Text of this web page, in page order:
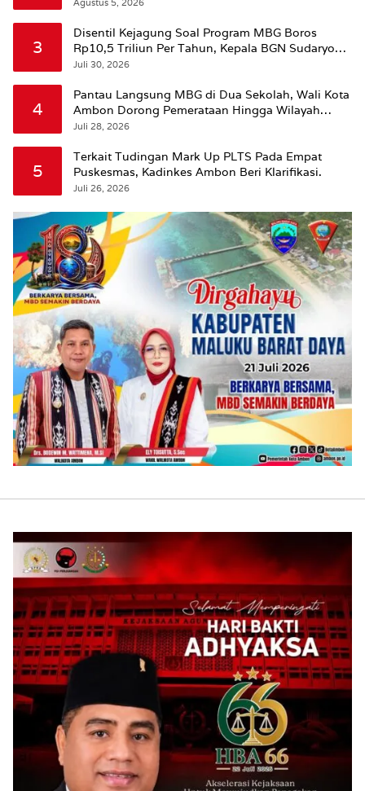
Agustus 5, 2026
3
Disentil Kejagung Soal Program MBG Boros
Rp10,5 Triliun Per Tahun, Kepala BGN Sudaryono
Beri Penjelasan
Juli 30, 2026
4
Pantau Langsung MBG di Dua Sekolah, Wali Kota
Ambon Dorong Pemerataan Hingga Wilayah
Leitimur Selatan
Juli 28, 2026
5
Terkait Tudingan Mark Up PLTS Pada Empat
Puskesmas, Kadinkes Ambon Beri Klarifikasi.
Juli 26, 2026